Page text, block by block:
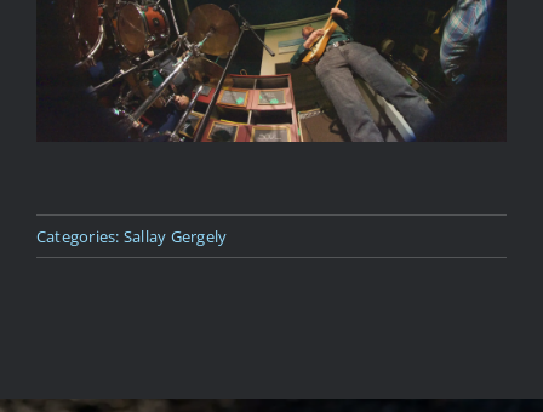
Categories: Sallay Gergely